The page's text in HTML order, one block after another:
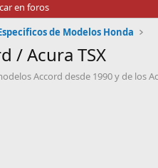
en foros
de Modelos Honda
/ Acura TSX
Accord desde 1990 y de los